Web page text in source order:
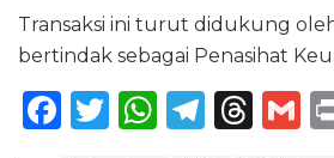
Transaksi ini turut didukung
bertindak sebagai Penasihat
F
T
W T
T
G